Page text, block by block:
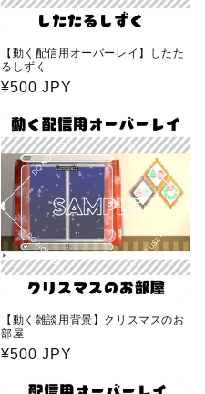
【動く配信用オーバーレイ】したた
るしずく
通
価
格
¥500 JPY
【動く雑談用背景】クリスマスのお
部屋
通
¥500 JPY